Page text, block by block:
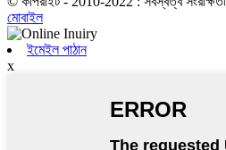
মোবাইল
ইমেইল পাঠান
x